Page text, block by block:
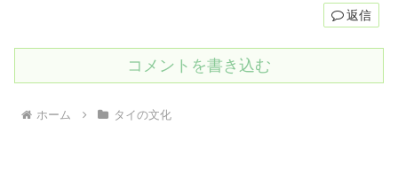
返信
コメントを書き込む
ホーム タイの文化